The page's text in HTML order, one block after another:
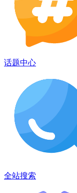
话题中心
全站搜索